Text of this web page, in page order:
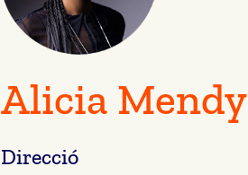
Alicia Mendy
Direcció